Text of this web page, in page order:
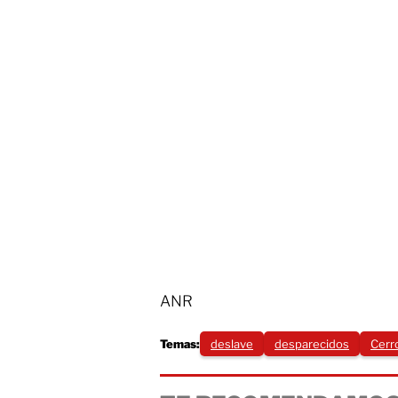
ANR
Temas: deslave desparecidos